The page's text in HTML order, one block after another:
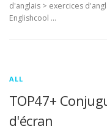
d'anglais > exercices
Englishcool …
ALL
TOP47+
d'écran